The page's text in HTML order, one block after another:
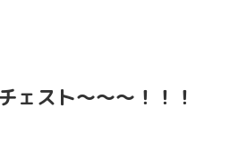
ェスト〜〜〜！！！